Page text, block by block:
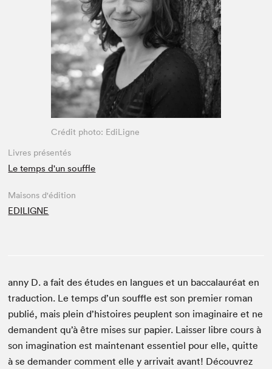
Espace médias
Crédit photo: EdiLigne
Livres présentés
Le temps d'un souffle
Maisons d'édition
EDILIGNE
anny D. a fait des études en langues et un baccalauréat en
traduction. Le temps d’un souffle est son premier roman
publié, mais plein d’histoires peuplent son imaginaire et ne
demandent qu’à être mises sur papier. Laisser libre cours à
son imagination est maintenant essentiel pour elle, quitte
à se demander comment elle y arrivait avant! Découvrez